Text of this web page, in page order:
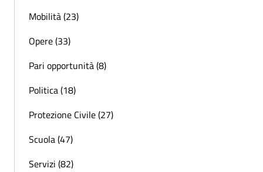
Mobilità (23)
Opere (33)
Pari opportunità (8)
Politica (18)
Protezione Civile (27)
Scuola (47)
Servizi (82)